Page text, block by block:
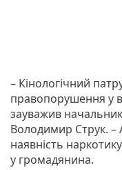
– Кінологічний
правопорушення у
зауважив начальник
Володимир Струк. –
наявність
у громадянина.